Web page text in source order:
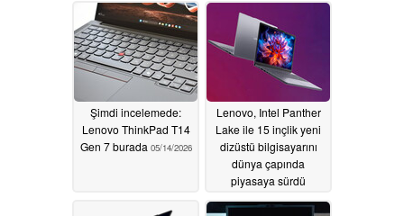
05/28/2026
Şimdi incelemede:
Lenovo ThinkPad T14
Gen 7 burada 05/14/2026
Lenovo, Intel Panther
Lake ile 15 inçlik yeni
dizüstü bilgisayarını
dünya çapında
piyasaya sürdü
05/14/2026